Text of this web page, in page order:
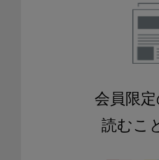
会員限
読むこ